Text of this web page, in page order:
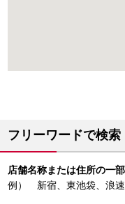
フリーワードで検索
店舗名称または住所の一
例） 新宿、東池袋、浪